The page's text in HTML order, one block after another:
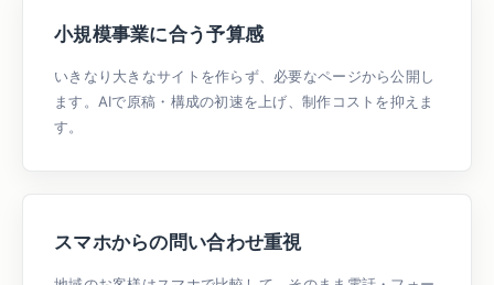
小規模事業に合う予算感
いきなり大きなサイトを作らず、必要なページから公開し
ます。AIで原稿・構成の初速を上げ、制作コストを抑えま
す。
スマホからの問い合わせ重視